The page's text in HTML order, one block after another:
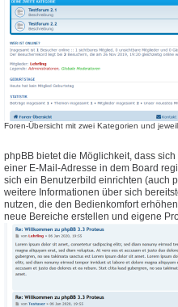
Foren-Übersicht mit zwei Kategorien und
phpBB bietet die Möglichkeit, dass
einer E-Mail-Adresse in dem Board
sich ein Benutzerbild einrichten (auch
weitere Informationen über sich
nutzen, die den Bedienkomfort
neue Bereiche erstellen und eigene